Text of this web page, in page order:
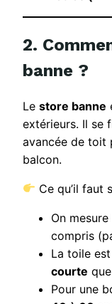
2.
banne ?
Le store banne
extérieurs. Il se
avancée de toit
balcon.
Ce qu’il faut
On mesure
compris
La toile
courte
Pour une